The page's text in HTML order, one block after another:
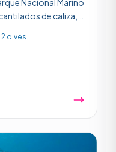
Nacional Marino
de caliza,
2 dives